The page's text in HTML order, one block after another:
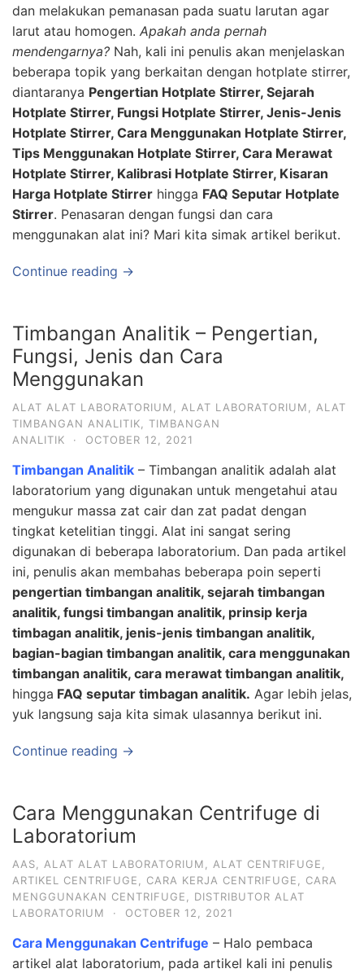
dan melakukan pemanasan pada suatu larutan agar
larut atau homogen. Apakah anda pernah
mendengarnya? Nah, kali ini penulis akan menjelaskan
beberapa topik yang berkaitan dengan hotplate stirrer,
diantaranya Pengertian Hotplate Stirrer, Sejarah
Hotplate Stirrer, Fungsi Hotplate Stirrer, Jenis-Jenis
Hotplate Stirrer, Cara Menggunakan Hotplate Stirrer,
Tips Menggunakan Hotplate Stirrer, Cara Merawat
Hotplate Stirrer, Kalibrasi Hotplate Stirrer, Kisaran
Harga Hotplate Stirrer hingga FAQ Seputar Hotplate
Stirrer. Penasaran dengan fungsi dan cara
menggunakan alat ini? Mari kita simak artikel berikut.
Continue reading →
Timbangan Analitik – Pengertian,
Fungsi, Jenis dan Cara
Menggunakan
ALAT ALAT LABORATORIUM ALAT LABORATORIUM
ALAT
TIMBANGAN ANALITIK
TIMBANGAN
ANALITIK
· OCTOBER 12, 2021
Timbangan Analitik – Timbangan analitik adalah alat
laboratorium yang digunakan untuk mengetahui atau
mengukur massa zat cair dan zat padat dengan
tingkat ketelitian tinggi. Alat ini sangat sering
digunakan di beberapa laboratorium. Dan pada artikel
ini, penulis akan membahas beberapa poin seperti
pengertian timbangan analitik, sejarah timbangan
analitik, fungsi timbangan analitik, prinsip kerja
timbagan analitik, jenis-jenis timbangan analitik,
bagian-bagian timbangan analitik, cara menggunakan
timbangan analitik, cara merawat timbangan analitik,
hingga FAQ seputar timbagan analitik. Agar lebih jelas,
yuk langsung saja kita simak ulasannya berikut ini.
Continue reading →
Cara Menggunakan Centrifuge di
Laboratorium
AAS ALAT ALAT LABORATORIUM ALAT CENTRIFUGE
ARTIKEL CENTRIFUGE
CARA KERJA CENTRIFUGE
CARA
MENGGUNAKAN CENTRIFUGE
DISTRIBUTOR ALAT
LABORATORIUM
· OCTOBER 12, 2021
Cara Menggunakan Centrifuge – Halo pembaca
artikel alat laboratorium, pada artikel kali ini penulis